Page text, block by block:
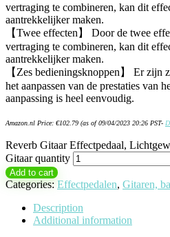
vertraging te combineren, kan dit
aantrekkelijker maken.
【Twee effecten】 Door de twee
vertraging te combineren, kan dit
aantrekkelijker maken.
【Zes bedieningsknoppen】 Er zijn
het aanpassen van de prestaties van
aanpassing is heel eenvoudig.
Amazon.nl Price: €102.79 (as of 09/04/2023 20:26 PST-
Reverb Gitaar Effectpedaal,
Gitaar quantity
Add to cart
Categories: Effectpedalen, Gitaren,
Description
Additional information